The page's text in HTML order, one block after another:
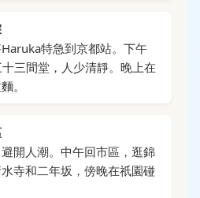
特急到京都站。下午
三間堂，人少清靜。晚上在
。
開人潮。中午回市區，逛錦
寺和二年坂，傍晚在祇園碰